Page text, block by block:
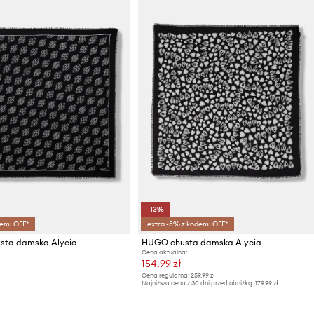
OFF*
damska Alycia
-13%
extra -5% z kodem: OFF*
HUGO chusta damska Alycia
Cena aktualna:
154,99 zł
Cena regularna: 259,99 zł
Najniższa cena z 30 dni przed obniżką: 179,99 zł